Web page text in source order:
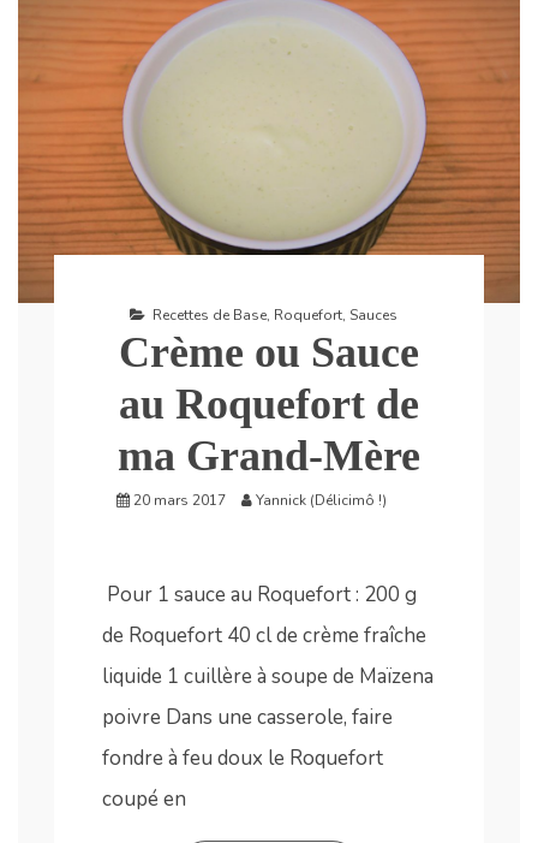
Recettes de Base, Roquefort, Sauces
Crème ou Sauce
au Roquefort de
ma Grand-Mère
20 mars 2017 Yannick (Délicimô !)
Pour 1 sauce au Roquefort : 200 g
de Roquefort 40 cl de crème fraîche
liquide 1 cuillère à soupe de Maïzena
poivre Dans une casserole, faire
fondre à feu doux le Roquefort
coupé en